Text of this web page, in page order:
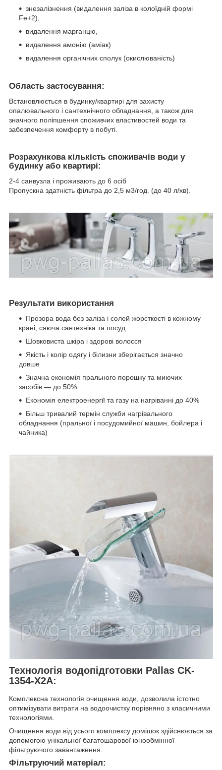
знезалізнення (видалення заліза в колоїдній формі
Fe+2),
видалення марганцю,
видалення амонію (аміак)
видалення органічних сполук (окислюваність)
Область застосування:
Встановлюється в будинку/квартирі для захисту
опалювального і сантехнічного обладнання, а також для
значного поліпшення споживчих властивостей води та
забезпечення комфорту в побуті.
Розрахункова кількість споживачів води у
будинку або квартирі:
2-4 санвузла і проживають до 6 осіб
Пропускна здатність фільтра до 2,5 м3/год. (до 40 л/хв).
Результати використання
Прозора вода без заліза і солей жорсткості в кожному
крані, сяюча сантехніка та посуд
Шовковиста шкіра і здорові волосся
Якість і колір одягу і білизни зберігається значно
довше
Значна економія прального порошку та миючих
засобів — до 50%
Економія електроенергії та газу на нагріванні до 40%
Більш тривалий термін служби нагрівального
обладнання (пральної і посудомийної машин, бойлера і
чайника)
Технологія водопідготовки Pallas CK-
1354-X2A:
Комплексна технологія очищення води, дозволила істотно
оптимізувати витрати на водоочистку порівняно з класичними
технологіями.
Очищення води від усього комплексу домішок здійснюється за
допомогою унікальної багатошарової іонообмінної
фільтруючого завантаження.
Фільтруючий матеріал: